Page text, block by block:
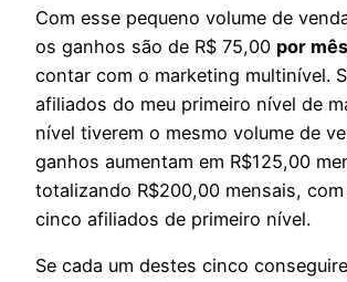
Com esse pequeno volume de
os ganhos são de R$ 75,00 por mês
contar com o marketing multinível.
afiliados do meu primeiro nível de
nível tiverem o mesmo volume de
ganhos aumentam em R$125,00
totalizando R$200,00 mensais, com
cinco afiliados de primeiro nível.
Se cada um destes cinco